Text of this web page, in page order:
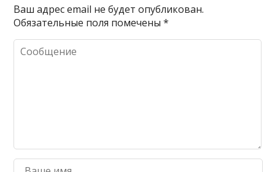
Ваш адрес email не будет опубликован.
Обязательные поля помечены*